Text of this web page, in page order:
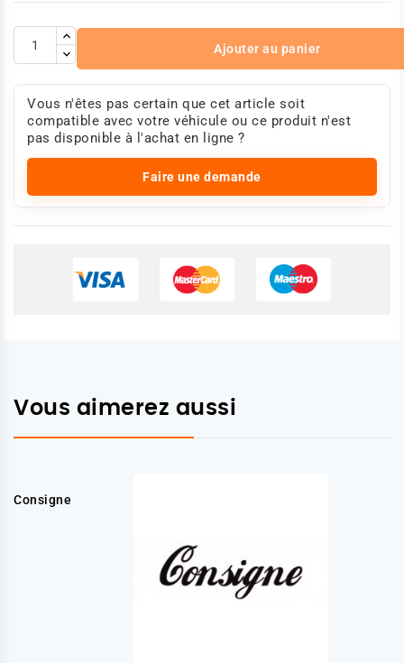
Photo non contractuelle
Ajouter au panier
Vous n'êtes pas certain que cet article soit
compatible avec votre véhicule ou ce produit n'est
pas disponible à l'achat en ligne ?
Faire une demande
Vous aimerez aussi
Consigne